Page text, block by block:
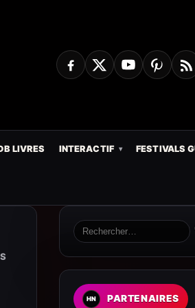
LIVRES INTERACTIF FESTIVALS
PARTENAIRES